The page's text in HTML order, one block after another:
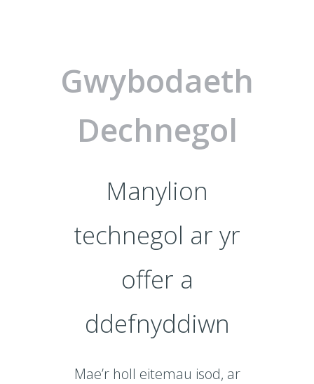
Gwybodaeth
Dechnegol
Manylion
technegol ar yr
offer a
ddefnyddiwn
Mae’r holl eitemau isod, ar